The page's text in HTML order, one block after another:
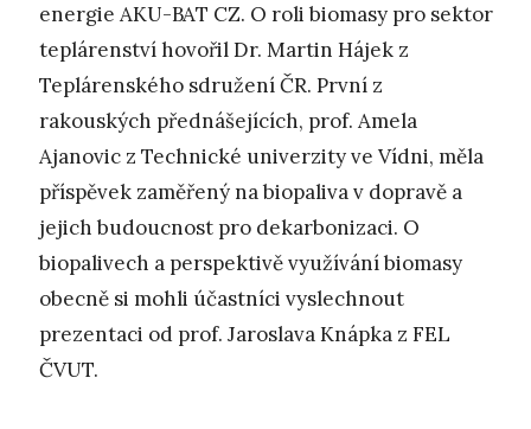
energie AKU-BAT CZ. O roli biomasy pro sektor
teplárenství hovořil Dr. Martin Hájek z
Teplárenského sdružení ČR. První z
rakouských přednášejících, prof. Amela
Ajanovic z Technické univerzity ve Vídni, měla
příspěvek zaměřený na biopaliva v dopravě a
jejich budoucnost pro dekarbonizaci. O
biopalivech a perspektivě využívání biomasy
obecně si mohli účastníci vyslechnout
prezentaci od prof. Jaroslava Knápka z FEL
ČVUT.